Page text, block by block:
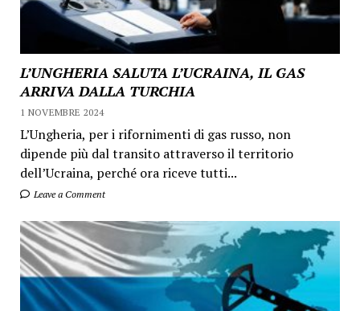
L’UNGHERIA SALUTA L’UCRAINA, IL GAS
ARRIVA DALLA TURCHIA
1 NOVEMBRE 2024
L’Ungheria, per i rifornimenti di gas russo, non
dipende più dal transito attraverso il territorio
dell’Ucraina, perché ora riceve tutti...
Leave a Comment